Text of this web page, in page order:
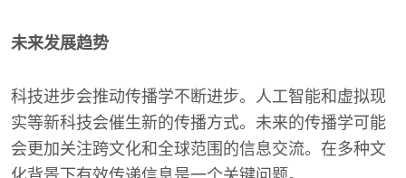
未来发展趋势
科技进步会推动传播学不断进步。人工智能和虚拟现
实等新科技会催生新的传播方式。未来的传播学可能
会更加关注跨文化和全球范围的信息交流。在多种文